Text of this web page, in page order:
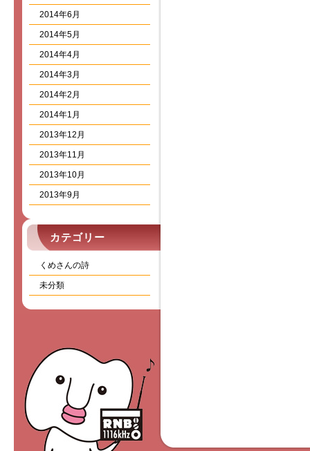
2014年6月
2014年5月
2014年4月
2014年3月
2014年2月
2014年1月
2013年12月
2013年11月
2013年10月
2013年9月
カテゴリー
くめさんの詩
未分類